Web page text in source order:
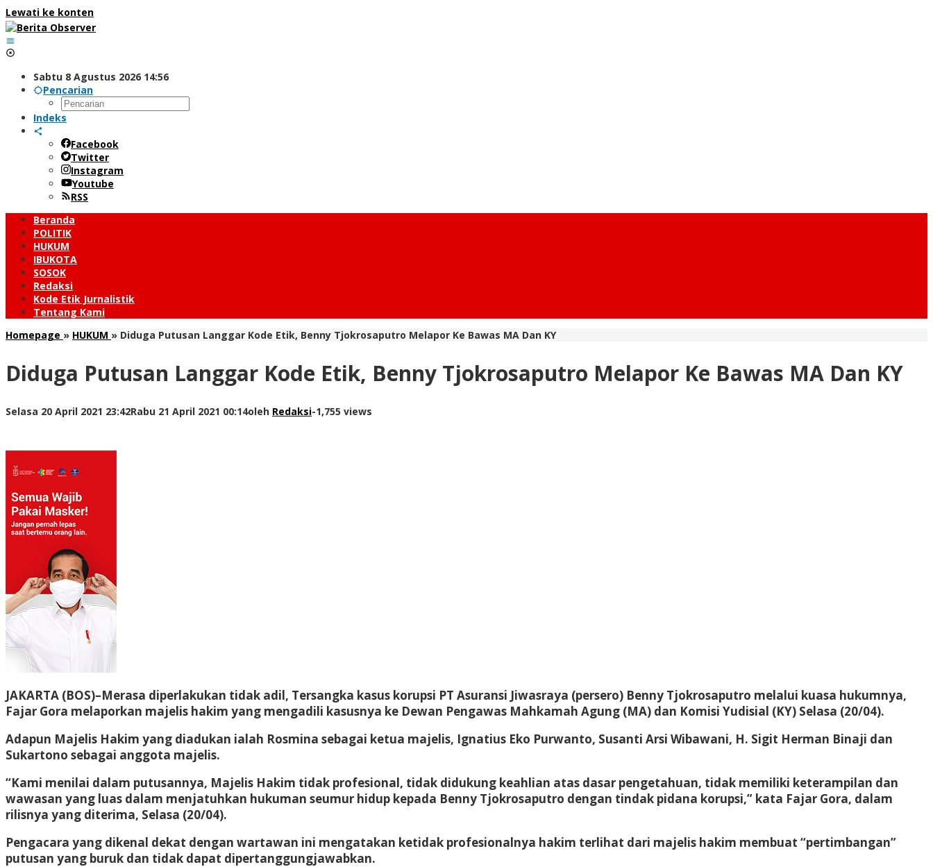
Lewati ke konten
Sabtu 8 Agustus 2026 14:56
Pencarian
Indeks
Facebook
Twitter
Instagram
Youtube
RSS
Beranda
POLITIK
HUKUM
IBUKOTA
SOSOK
Redaksi
Kode Etik Jurnalistik
Tentang Kami
Homepage » HUKUM » Diduga Putusan Langgar Kode Etik, Benny Tjokrosaputro Melapor Ke Bawas MA Dan KY
Diduga Putusan Langgar Kode Etik, Benny Tjokrosaputro Melapor Ke Bawas MA Dan KY
Selasa 20 April 2021 23:42Rabu 21 April 2021 00:14oleh Redaksi-1,755 views
JAKARTA (BOS)–Merasa diperlakukan tidak adil, Tersangka kasus korupsi PT Asuransi Jiwasraya (persero) Benny Tjokrosaputro melalui kuasa hukumnya,
Fajar Gora melaporkan majelis hakim yang mengadili kasusnya ke Dewan Pengawas Mahkamah Agung (MA) dan Komisi Yudisial (KY) Selasa (20/04).
Adapun Majelis Hakim yang diadukan ialah Rosmina sebagai ketua majelis, Ignatius Eko Purwanto, Susanti Arsi Wibawani, H. Sigit Herman Binaji dan
Sukartono sebagai anggota majelis.
“Kami menilai dalam putusannya, Majelis Hakim tidak profesional, tidak didukung keahlian atas dasar pengetahuan, tidak memiliki keterampilan dan
wawasan yang luas dalam menjatuhkan hukuman seumur hidup kepada Benny Tjokrosaputro dengan tindak pidana korupsi,” kata Fajar Gora, dalam
rilisnya yang diterima, Selasa (20/04).
Pengacara yang dikenal dekat dengan wartawan ini mengatakan ketidak profesionalnya hakim terlihat dari majelis hakim membuat “pertimbangan”
putusan yang buruk dan tidak dapat dipertanggungjawabkan.